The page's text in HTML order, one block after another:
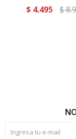
$ 4.495 $